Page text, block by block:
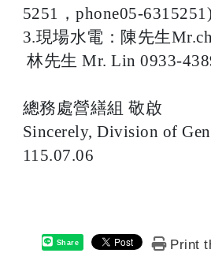
5251，phone05-6315251)
3.現場水電：陳先生
林先生 Mr. Lin 0933-
總務處營繕組 敬啟
Sincerely, Division of
115.07.06
Share Print